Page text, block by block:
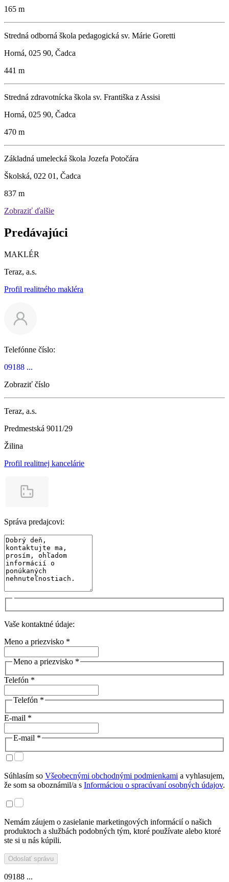
165 m
Stredná odborná škola pedagogická sv. Márie Goretti
Horná, 025 90, Čadca
441 m
Stredná zdravotnícka škola sv. Františka z Assisi
Horná, 025 90, Čadca
470 m
Základná umelecká škola Jozefa Potočára
Školská, 022 01, Čadca
837 m
Zobraziť ďalšie
Predávajúci
MAKLÉR
Teraz, a.s.
Profil realitného makléra
Telefónne číslo:
09188 ...
Zobraziť číslo
Teraz, a.s.
Predmestská 9011/29
Žilina
Profil realitnej kancelárie
Správa predajcovi:
Vaše kontaktné údaje:
Meno a priezvisko *
Meno a priezvisko *
Telefón *
Telefón *
E-mail *
E-mail *
Súhlasím so Všeobecnými obchodnými podmienkami a vyhlasujem,
že som sa oboznámil/a s Informáciou o spracúvaní osobných údajov.
Nemám záujem o zasielanie marketingových informácií o našich
produktoch a službách podobných tým, ktoré používate alebo ktoré
ste si u nás kúpili.
Odoslať správu
09188 ...